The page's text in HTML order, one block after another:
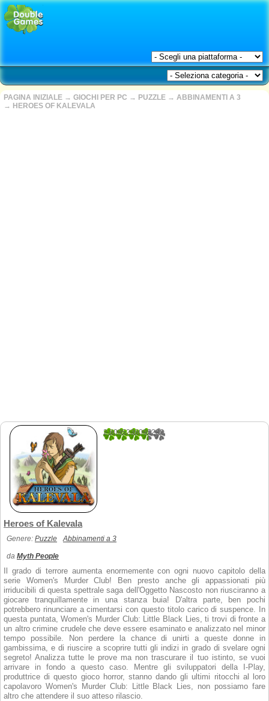
PAGINA INIZIALE → GIOCHI PER PC → PUZZLE → ABBINAMENTI A 3
→ HEROES OF KALEVALA
2.8095238095238
Heroes of Kalevala
Genere: Puzzle Abbinamenti a 3
da Myth People
Il grado di terrore aumenta enormemente con ogni nuovo capitolo della
serie Women's Murder Club! Ben presto anche gli appassionati più
irriducibili di questa spettrale saga dell'Oggetto Nascosto non riusciranno a
giocare tranquillamente in una stanza buia! D'altra parte, ben pochi
potrebbero rinunciare a cimentarsi con questo titolo carico di suspence. In
questa puntata, Women's Murder Club: Little Black Lies, ti trovi di fronte a
un altro crimine crudele che deve essere esaminato e analizzato nel minor
tempo possibile. Non perdere la chance di unirti a queste donne in
gambissima, e di riuscire a scoprire tutti gli indizi in grado di svelare ogni
segreto! Analizza tutte le prove ma non trascurare il tuo istinto, se vuoi
arrivare in fondo a questo caso. Mentre gli sviluppatori della I-Play,
produttrice di questo gioco horror, stanno dando gli ultimi ritocchi al loro
capolavoro Women's Murder Club: Little Black Lies, non possiamo fare
altro che attendere il suo atteso rilascio.